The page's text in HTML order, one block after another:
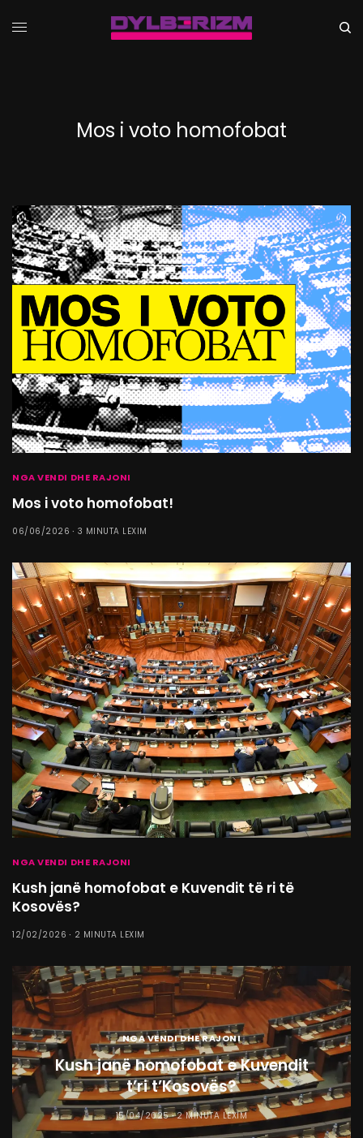
Mos i voto homofobat
NGA VENDI DHE RAJONI
Mos i voto homofobat!
06/06/2026 3 MINUTA LEXIM
NGA VENDI DHE RAJONI
Kush janë homofobat e Kuvendit të ri të
Kosovës?
12/02/2026 2 MINUTA LEXIM
NGA VENDI DHE RAJONI
Kush janë homofobat e Kuvendit
t’ri t’Kosovës?
15/04/2025 2 MINUTA LEXIM